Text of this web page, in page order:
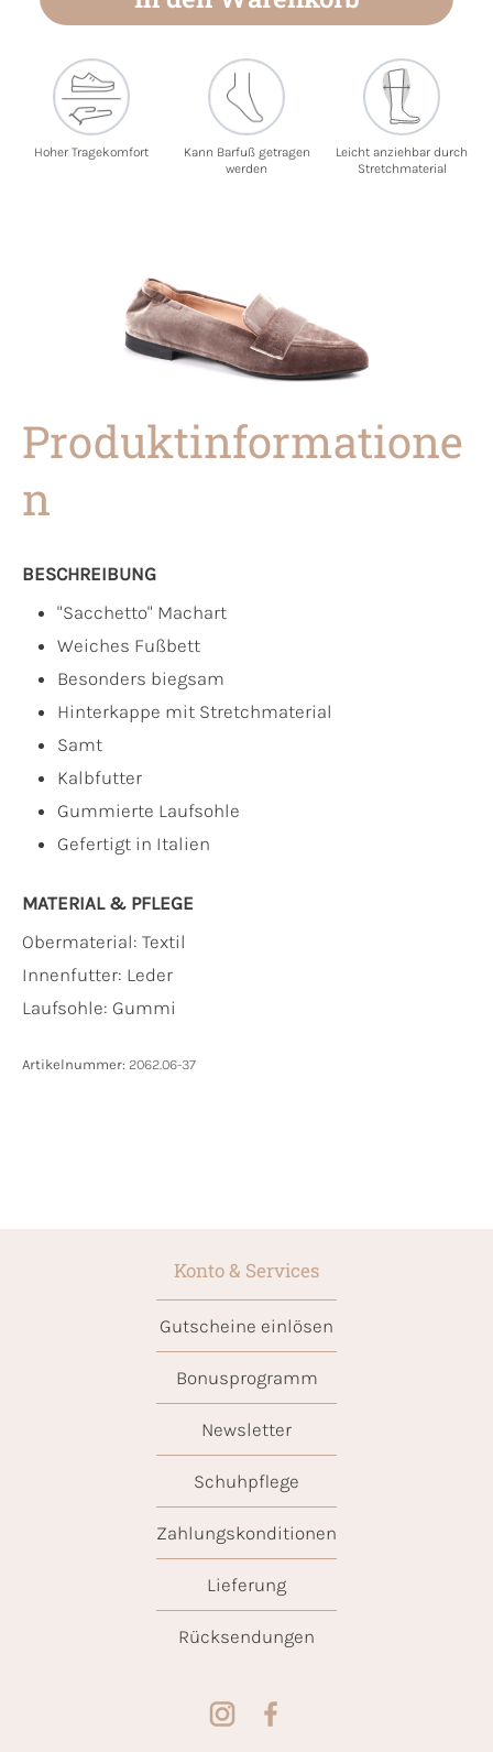
Hoher Tragekomfort
Kann Barfuß getragen
werden
Leicht anziehbar durch
Stretchmaterial
Produktinformatione
n
BESCHREIBUNG
"Sacchetto" Machart
Weiches Fußbett
Besonders biegsam
Hinterkappe mit Stretchmaterial
Samt
Kalbfutter
Gummierte Laufsohle
Gefertigt in Italien
MATERIAL & PFLEGE
Obermaterial: Textil
Innenfutter: Leder
Laufsohle: Gummi
Artikelnummer: 2062.06-37
Konto & Services
Gutscheine einlösen
Bonusprogramm
Newsletter
Schuhpflege
Zahlungskonditionen
Lieferung
Rücksendungen